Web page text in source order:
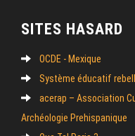
SITES HASARD
OCDE - Mexique
Système éducatif
acerap – Association
Archéologie Prehispanique